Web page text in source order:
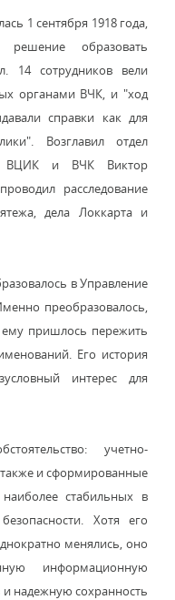
1 сентября 1918 года,
образовать
14 сотрудников вели
органами ВЧК, и "ход
справки как для
Возглавил отдел
ВЦИК и ВЧК Виктор
расследование
дела Локкарта и
в Управление
преобразовалось,
пришлось пережить
Его история
интерес для
учетно-
также и сформированные
стабильных в
Хотя его
менялись, оно
информационную
надежную сохранность